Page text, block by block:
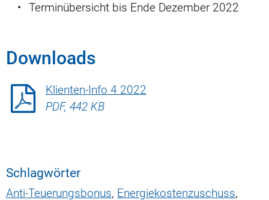
Terminübersicht bis Ende Dezember 2022
Downloads
Klienten-Info 4 2022
PDF, 442 KB
Schlagwörter
Anti-Teuerungsbonus, Energiekostenzuschuss,